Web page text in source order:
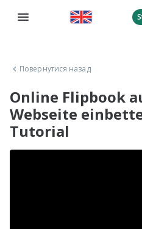
Повернутися назад
Online Flipbook
Webseite
Tutorial